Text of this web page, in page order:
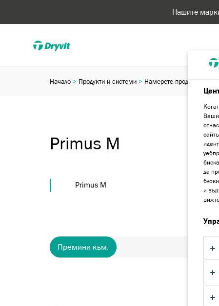
Нашите
Primus M
Primus M
Начало Продукти и системи Намерете продукт или
Премини към:
да
и